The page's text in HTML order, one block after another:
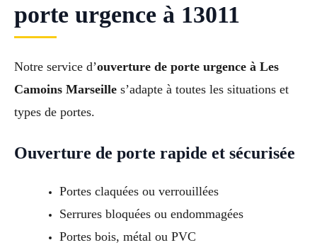
porte urgence à 13011
Notre service d’ouverture de porte urgence à Les
Camoins Marseille s’adapte à toutes les situations et
types de portes.
Ouverture de porte rapide et sécurisée
Portes claquées ou verrouillées
Serrures bloquées ou endommagées
Portes bois, métal ou PVC